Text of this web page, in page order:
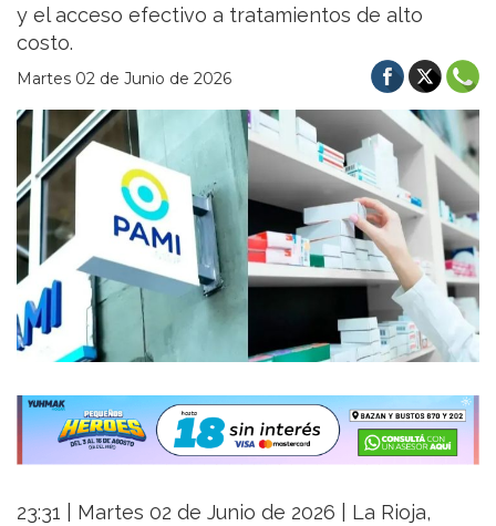
y el acceso efectivo a tratamientos de alto
costo.
Martes 02 de Junio de 2026
23:31 | Martes 02 de Junio de 2026 | La Rioja,